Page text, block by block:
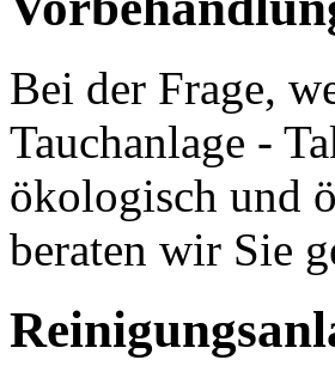
Bei der Frage,
Tauchanlage -
ökologisch und
beraten wir Sie